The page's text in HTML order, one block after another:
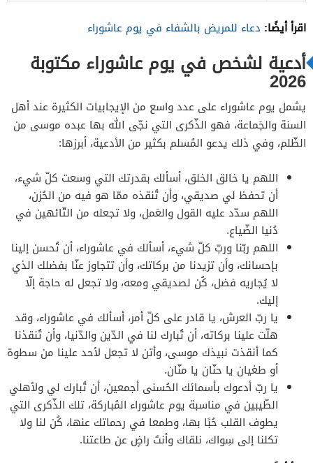
اقرأ أيضًا: دعاء للمريض بالشفاء في يوم عاشوراء
أدعية لشخص في يوم عاشوراء مكتوبة
2026
يشمل يوم عاشوراء على عدد واسع من الإيجابيات الكثيرة عند أهل
السنة والجَماعة، فهو الذّكرى التي نجّى الله بها عبده موسى من
الظّلم، وفي ذلك يدعو المُسلم بكثير من الأدعية، أبرزها:
اللهم يا خالق الخلق، أسألك بقدرتك التي وسعت كلّ شيء،
أن تحفظ لي صديقي، وأن تُنقذه ممّا هو فيه من الحُزن،
اللهم سدّد عليه القول والعَمل، ولا تجعله من التّائهين في
دُنيا الضّياع.
اللهم ربّنا وربّ كلّ شيء، أسألك في عاشوراء، أن تُحسن إلينا
بإحسانك، وأن تزيدنا من بركاتك، وأن تتجاوز عنّا بفضلك الذي
لا يُجاريه فضل، كُن لصديقي ومعه، ولا تجعل له حاجة إلّا
إليك.
يا ربّ العرش، يا قادر على كلّ أمر، أسألك في عاشوراء، وقد
هلّت علينا بركاته، أن تُبارك لنا في الدّين والدّنيا، وأن تُنقذنا
كما أنقذت نبيذك موسى، وأتن لا تجعل لأحد علينا من سطوة
أو طغيان يا حنّان يا منّان.
يا ربّ أدعوك بأسمائك الحُسنى أجمعين، أن تُبارك لي ولأهلي
الطّيبين في مناسبة يوم عاشوراء المُباركة، تلك الذّكرى التي
يطوف القلب حُبًا بها، وطمعا في رحماتك عنها، كُن لنا ولا
تكلنا إلى سِواك، نلقاك وأنتَ راضٍ عن طاعتنا.